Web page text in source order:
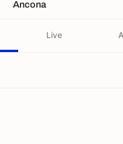
Ancona
Live